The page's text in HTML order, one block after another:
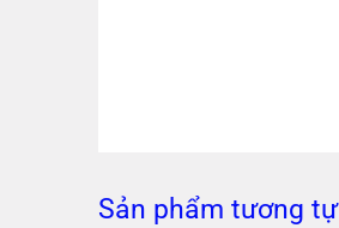
Sản phẩm tương tự